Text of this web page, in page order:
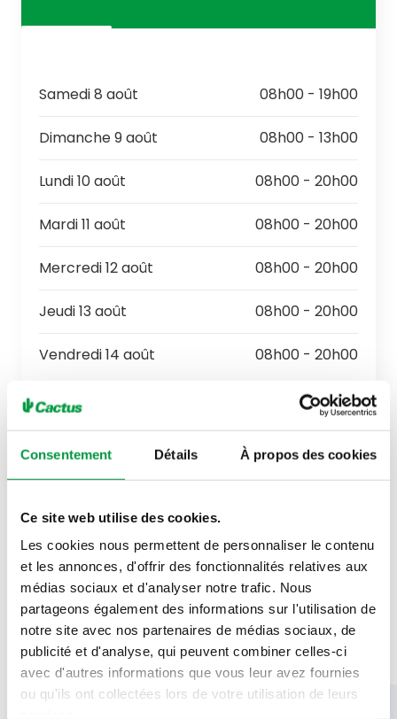
Consentement Détails À propos des cookies
Ce site web utilise des cookies.
Les cookies nous permettent de personnaliser le contenu
et les annonces, d'offrir des fonctionnalités relatives aux
médias sociaux et d'analyser notre trafic. Nous
partageons également des informations sur l'utilisation de
notre site avec nos partenaires de médias sociaux, de
publicité et d'analyse, qui peuvent combiner celles-ci
avec d'autres informations que vous leur avez fournies
ou qu'ils ont collectées lors de votre utilisation de leurs
Samedi 8 août 08h00 - 19h00
Dimanche 9 août 08h00 - 13h00
Lundi 10 août 08h00 - 20h00
Mardi 11 août 08h00 - 20h00
Mercredi 12 août 08h00 - 20h00
Jeudi 13 août 08h00 - 20h00
Vendredi 14 août 08h00 - 20h00
Les enseignes
Cactus Galerie commerciale